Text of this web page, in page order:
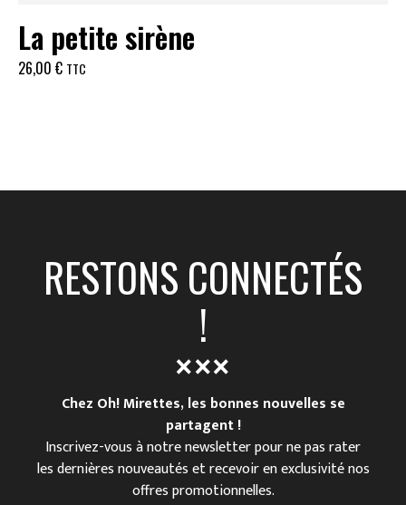
La petite sirène
26,00 € TTC
RESTONS CONNECTÉS
!
Chez Oh! Mirettes, les bonnes nouvelles se
partagent !
Inscrivez-vous à notre newsletter pour ne pas rater
les dernières nouveautés et recevoir en exclusivité nos
offres promotionnelles.